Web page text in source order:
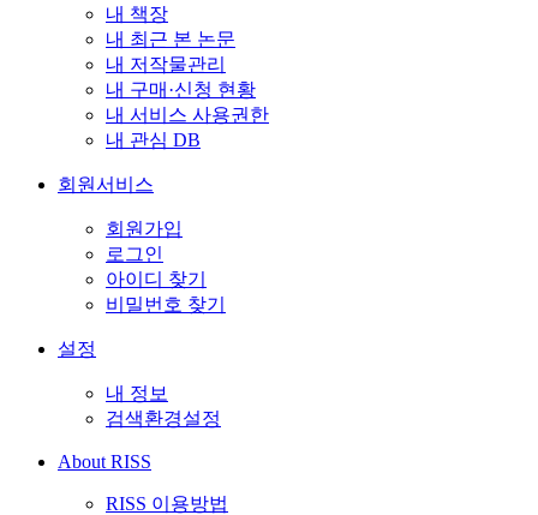
내 책장
내 최근 본 논문
내 저작물관리
내 구매·신청 현황
내 서비스 사용권한
내 관심 DB
회원서비스
회원가입
로그인
아이디 찾기
비밀번호 찾기
설정
내 정보
검색환경설정
About RISS
RISS 이용방법